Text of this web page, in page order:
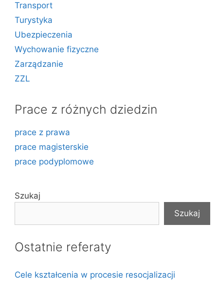
Transport
Turystyka
Ubezpieczenia
Wychowanie fizyczne
Zarządzanie
ZZL
Prace z różnych dziedzin
prace z prawa
prace magisterskie
prace podyplomowe
Szukaj
Szukaj
Ostatnie referaty
Cele kształcenia w procesie resocjalizacji